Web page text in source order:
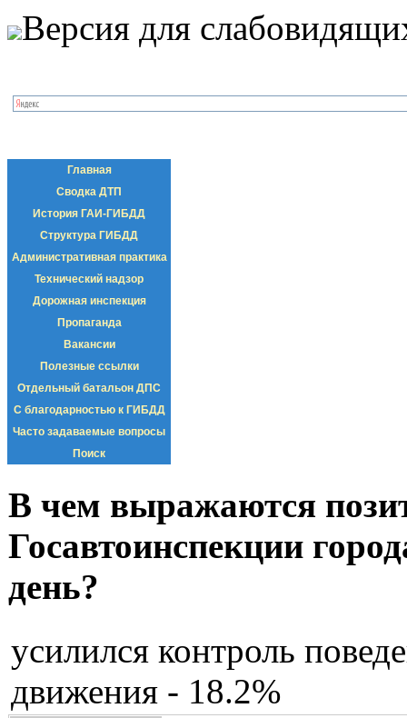
Версия для
Главная
Сводка ДТП
История ГАИ-ГИБДД
Структура ГИБДД
Административная практика
Технический надзор
Дорожная инспекция
Пропаганда
Вакансии
Полезные ссылки
Отдельный батальон ДПС
С благодарностью к ГИБДД
Часто задаваемые вопросы
Поиск
В чем выражаются
Госавтоинспекции
день?
усилился контроль
движения - 18.2%